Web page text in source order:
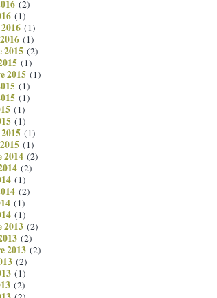
(2)
(1)
(1)
(1)
2015 (2)
(1)
2015 (1)
(1)
(1)
(1)
(1)
(1)
(1)
2014 (2)
(2)
(1)
(2)
(1)
(1)
2013 (2)
(2)
2013 (2)
(2)
(1)
(2)